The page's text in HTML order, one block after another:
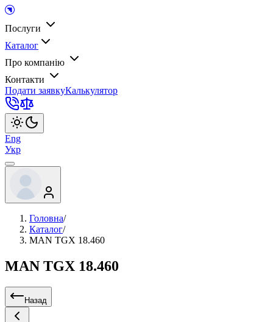
Послуги
Каталог
Про компанію
Контакти
Подати заявкуКалькулятор
Eng
Укр
Головна/
Каталог/
MAN TGX 18.460
MAN TGX 18.460
Назад